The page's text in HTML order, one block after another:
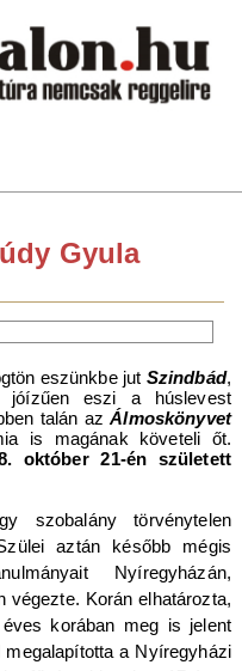
Gyula
eszünkbe jut Szindbád,
jóízűen eszi a húslevest
talán azÁlmoskönyvet
is magának követeli őt.
október 21-én született
szobalány törvénytelen
aztán később mégis
Nyíregyházán,
végezte. Korán elhatározta,
korában meg is jelent
a Nyíregyházi